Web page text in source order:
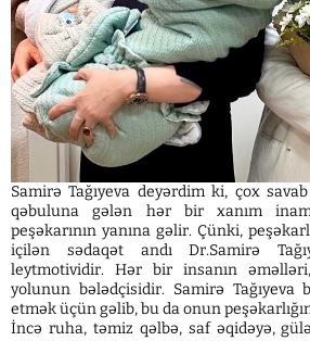
Samirə Tağıyeva deyərdim ki, çox
qəbuluna gələn hər bir xanım
peşəkarının yanına gəlir. Çünki,
içilən sədaqət andı Dr.Samirə
leytmotividir. Hər bir insanın
yolunun bələdçisidir. Samirə Tağıyeva
etmək üçün gəlib, bu da onun
İncə ruha, təmiz qəlbə, saf əqidəyə,